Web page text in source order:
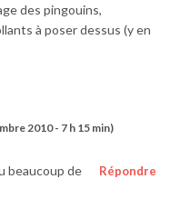
des pingouins,
à poser dessus (y en
2010 - 7 h 15 min)
Répondre
beaucoup de